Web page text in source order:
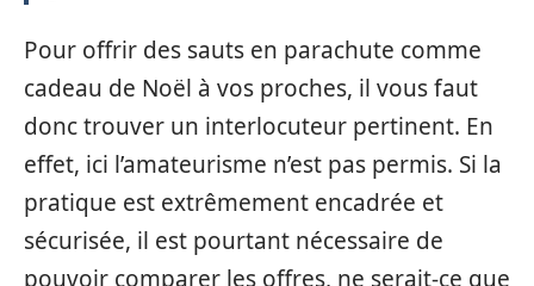
Pour offrir des sauts en parachute comme
cadeau de Noël à vos proches, il vous faut
donc trouver un interlocuteur pertinent. En
effet, ici l’amateurisme n’est pas permis. Si la
pratique est extrêmement encadrée et
sécurisée, il est pourtant nécessaire de
pouvoir comparer les offres, ne serait-ce que